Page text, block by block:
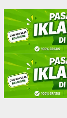
HOME
FILTER
BERITA
BIODATA
CERITA
CERPEN
EKSKLUSIF
FOTO
VIDEO
TIPS
MORE